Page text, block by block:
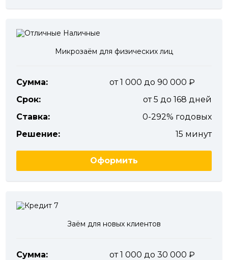
Микрозаём для физических лиц
Сумма:
от 1 000 до 90 000
Срок:
от 5 до 168 дней
Ставка:
0-292% годовых
Решение:
15 минут
Оформить
Заём для новых клиентов
Сумма:
от 1 000 до 30 000